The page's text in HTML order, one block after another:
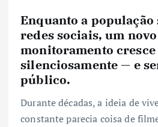
Enquanto a
redes sociais, um
monitoramento cresce
silenciosamente — e
público.
Durante décadas, a ideia de
constante parecia coisa de